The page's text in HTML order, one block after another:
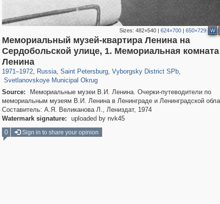
Sizes:482×540 |624×700 |650×729 W
Мемориальный музей-квартира Ленина на
Сердобольской улице, 1. Мемориальная комната
Ленина
1971–1972, Russia, Saint Petersburg, Vyborgsky District SPb,
Svetlanovskoye Municipal Okrug
4,021 65
Source:
Мемориальные музеи В.И. Ленина. Очерки-путеводители по
мемориальным музеям В.И. Ленина в Ленинграде и Ленинградской
Составитель: А.Я. Великанова Л., Лениздат, 1974
Watermark signature:
uploaded by nvk45
0
Sign in to share your opinion